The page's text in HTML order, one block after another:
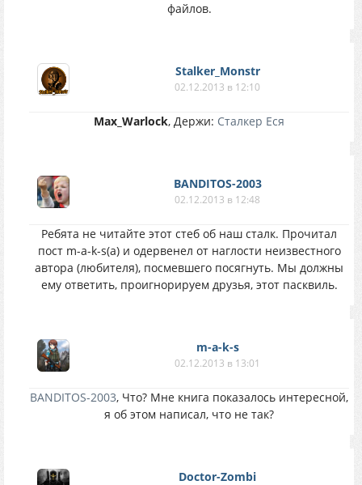
файлов.
Stalker_Monstr
02.12.2013 в 12:10
Max_Warlock, Держи: Сталкер Еся
BANDITOS-2003
02.12.2013 в 12:48
Ребята не читайте этот стеб об наш сталк. Прочитал
пост m-a-k-s(а) и одервенел от наглости неизвестного
автора (любителя), посмевшего посягнуть. Мы должны
ему ответить, проигнорируем друзья, этот пасквиль.
m-a-k-s
02.12.2013 в 13:01
BANDITOS-2003, Что? Мне книга показалось интересной,
я об этом написал, что не так?
Doctor-Zombi